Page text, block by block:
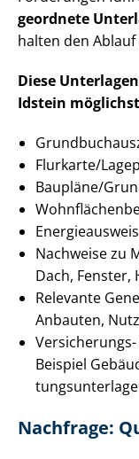
geordnete
halten den Ablauf
Diese
Idstein
Flurkarte/
Baupläne/
Nachweise zu
Dach, Fenster,
Relevante
Anbauten,
Beispiel
Nachfrage: